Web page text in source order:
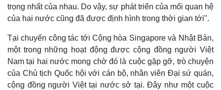
trọng nhất của nhau. Do vậy, sự phát triển của mối quan hệ
của hai nước cũng đã được định hình trong thời gian tới".
Tại chuyến công tác tới Cộng hòa Singapore và Nhật Bản,
một trong những hoạt động được cộng đồng người Việt
Nam tại hai nước mong chờ đó là cuộc gặp gỡ, trò chuyện
của Chủ tịch Quốc hội với cán bộ, nhân viên Đại sứ quán,
cộng đồng người Việt tại nước sở tại. Đây như một cuộc